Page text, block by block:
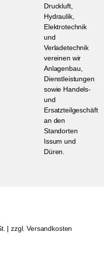
Druckluft,
Hydraulik,
Elektrotechnik
und
Verladetechnik
vereinen wir
Anlagenbau,
Dienstleistungen
sowie Handels-
und
Ersatzteilgeschäft
an den
Standorten
Issum und
Düren.
| zzgl. Versandkosten